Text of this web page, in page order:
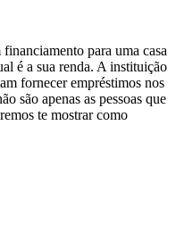
para uma casa
é a sua renda. A instituição
fornecer empréstimos nos
são apenas as pessoas que
te mostrar como